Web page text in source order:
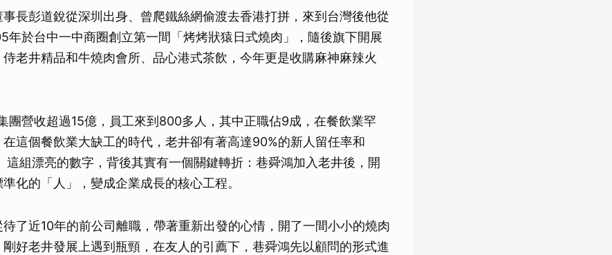
長彭道銳從深圳出身、曾爬鐵絲網偷渡去香港打拼，來到台灣後他從
年於台中一中商圈創立第一間「烤烤狀猿日式燒肉」，隨後旗下開展
老井精品和牛燒肉會所、品心港式茶飲，今年更是收購麻神麻辣火
團營收超過15億，員工來到800多人，其中正職佔9成，在餐飲業罕
在這個餐飲業大缺工的時代，老井卻有著高達90%的新人留任率和
這組漂亮的數字，背後其實有一個關鍵轉折：巷舜鴻加入老井後，開
化的「人」，變成企業成長的核心工程。
了近10年的前公司離職，帶著重新出發的心情，開了一間小小的燒肉
好老井發展上遇到瓶頸，在友人的引薦下，巷舜鴻先以顧問的形式進